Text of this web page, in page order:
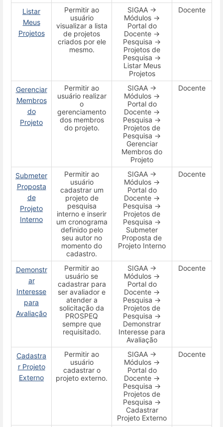
Listar
Meus
Projetos
Permitir ao
usuário
visualizar a lista
de projetos
criados por ele
mesmo.
SIGAA →
Módulos →
Portal do
Docente →
Pesquisa →
Projetos de
Pesquisa →
Listar Meus
Projetos
Docente
Gerenciar
Membros
do
Projeto
Permitir ao
usuário realizar
o
gerenciamento
dos membros
do projeto.
SIGAA →
Módulos →
Portal do
Docente →
Pesquisa →
Projetos de
Pesquisa →
Gerenciar
Membros do
Projeto
Docente
Submeter
Proposta
de
Projeto
Interno
Permitir ao
usuário
cadastrar um
projeto de
pesquisa
interno e inserir
um cronograma
definido pelo
seu autor no
momento do
cadastro.
SIGAA →
Módulos →
Portal do
Docente →
Pesquisa →
Projetos de
Pesquisa →
Submeter
Proposta de
Projeto Interno
Docente
Demonstr
ar
Interesse
para
Avaliação
Permitir ao
usuário se
cadastrar para
ser avaliador e
atender a
solicitação da
PROSPEQ
sempre que
requisitado.
SIGAA →
Módulos →
Portal do
Docente →
Pesquisa →
Projetos de
Pesquisa →
Demonstrar
Interesse para
Avaliação
Docente
Cadastra
r Projeto
Externo
Permitir ao
usuário
cadastrar o
projeto externo.
SIGAA →
Módulos →
Portal do
Docente →
Pesquisa →
Projetos de
Pesquisa →
Cadastrar
Projeto Externo
Docente